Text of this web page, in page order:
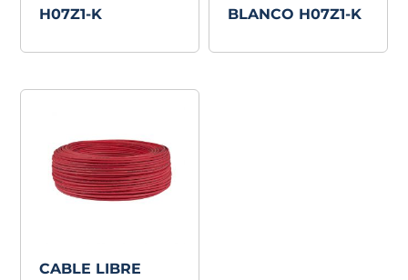
H07Z1-K
BLANCO H07Z1-K
CABLE LIBRE